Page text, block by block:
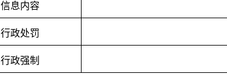
信息内容
行政处罚
行政强制